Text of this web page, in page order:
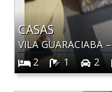
CASAS
VILA GUARACIABA –
2
1 2